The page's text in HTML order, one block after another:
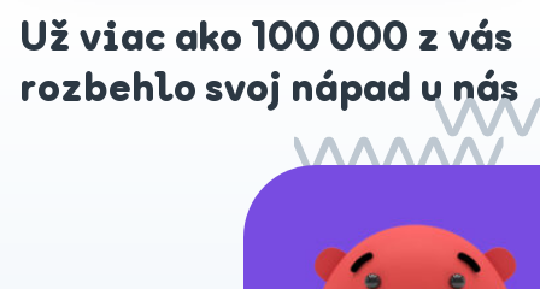
Už viac ako 100 000 z vás
rozbehlo svoj nápad u nás